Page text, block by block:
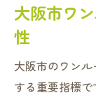
大阪市ワ
性
大阪市のワン
する重要指標で